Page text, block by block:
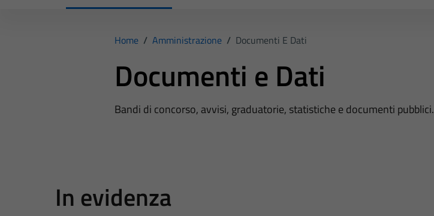
Home / Amministrazione / Documenti E Dati
Documenti e Dati
Bandi di concorso, avvisi, graduatorie, statistiche e documenti pubblici.
In evidenza